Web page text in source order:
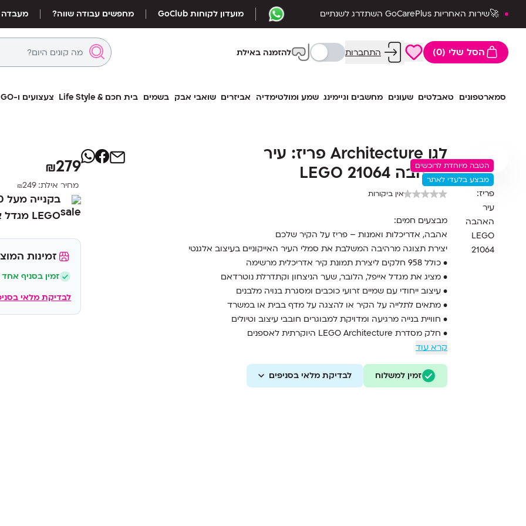
🚀שירות האחריות GoCarePlus השתדרג לשנתיים
שלמות🛡️
מועדון לקוחות GoClub מחפשים עבודה שווה? מעבדה
הסל שלי (0) התחברות להזמנה באילת
סמארטפונים טאבלטים שעונים מחשבים וגיימינג שמע ומולטימדיה אביזרים שואבי אבק בשמים בית חכם & Life Style צעצועים ו-LEGO
LEGO 21064
הטבה מיוחדת לרוכשים
מבצע בלעדי לאתר
לגו Architecture פריז: עיר
האהבה LEGO 21064
אין ביקורות
מבצעים חמים:
אהבה, אדריכלות ואמנות – פריז על הקיר שלכם
יצירת תצוגה מרהיבה המשלבת את סמלי העיר האייקוניים בעיצוב אלגנטי
• כולל 958 חלקים ליצירת תמונת קיר אדריכלית מרשימה
• מציג את מגדל אייפל, הלובר, שער הניצחון וקתדרלת נוטרדאם
• עיצוב ייחודי עם שמיים זרועי כוכבים ומסגרת בנויה מלבנים
• מתאים לתלייה על הקיר או להצגה על מדף בבית או במשרד
• חוויית בנייה מרגיעה ומדויקת למבוגרים חובבי עיצוב וטיולים
• חלק מסדרת LEGO Architecture היוקרתית לאספנים
קרא עוד
זמין למשלוח לבדיקת מלאי בסניפים
₪279
מחיר אילת: ₪249
LEGO מגדל אייפל במתנה במקום ₪49
זמינות
זמין בסניף אחד
לבדיקת מלאי